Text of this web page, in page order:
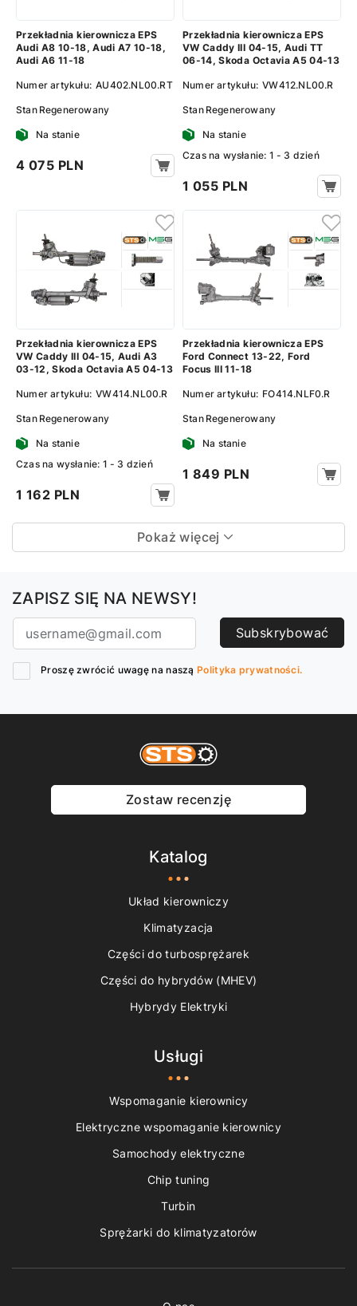
Przekładnia kierownicza EPS
Audi A8 10-18, Audi A7 10-18,
Audi A6 11-18
Numer artykułu: AU402.NL00.RT
Stan Regenerowany
Na stanie
4 075 PLN
Przekładnia kierownicza EPS
VW Caddy III 04-15, Audi TT
06-14, Skoda Octavia A5 04-13
Numer artykułu: VW412.NL00.R
Stan Regenerowany
Na stanie
Сzas na wysłanie: 1 - 3 dzień
1 055 PLN
Przekładnia kierownicza EPS
VW Caddy III 04-15, Audi A3
03-12, Skoda Octavia A5 04-13
Numer artykułu: VW414.NL00.R
Stan Regenerowany
Na stanie
Сzas na wysłanie: 1 - 3 dzień
1 162 PLN
Przekładnia kierownicza EPS
Ford Connect 13-22, Ford
Focus III 11-18
Numer artykułu: FO414.NLF0.R
Stan Regenerowany
Na stanie
1 849 PLN
Pokaż więcej
ZAPISZ SIĘ NA NEWSY!
Subskrybować
Proszę zwrócić uwagę na naszą Polityka prywatności.
Zostaw recenzję
Katalog
Układ kierowniczy
Klimatyzacja
Części do turbosprężarek
Części do hybrydów (MHEV)
Hybrydy Elektryki
Usługi
Wspomaganie kierownicy
Elektryczne wspomaganie kierownicy
Samochody elektryczne
Chip tuning
Turbin
Sprężarki do klimatyzatorów